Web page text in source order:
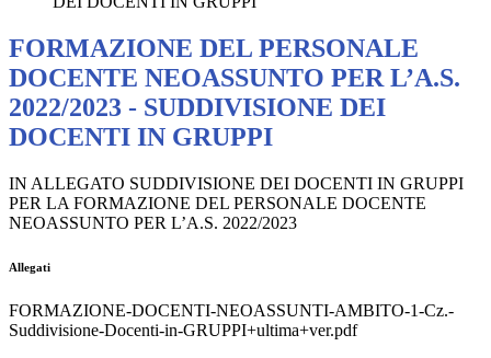
FORMAZIONE DEL PERSONALE
DOCENTE NEOASSUNTO PER L’A.S.
2022/2023 - SUDDIVISIONE DEI
DOCENTI IN GRUPPI
IN ALLEGATO SUDDIVISIONE DEI DOCENTI IN GRUPPI
PER LA FORMAZIONE DEL PERSONALE DOCENTE
NEOASSUNTO PER L’A.S. 2022/2023
Allegati
FORMAZIONE-DOCENTI-NEOASSUNTI-AMBITO-1-Cz.-
Suddivisione-Docenti-in-GRUPPI+ultima+ver.pdf